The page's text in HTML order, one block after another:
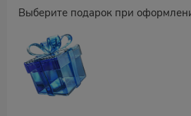
Выберите подарок при